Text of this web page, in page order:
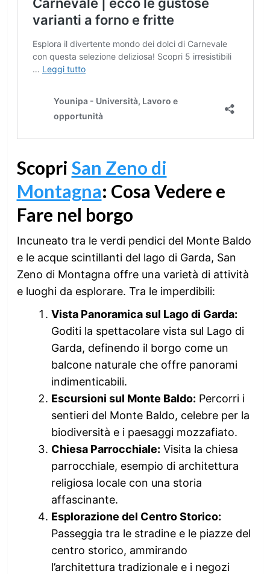
Scopri San Zeno di
Montagna: Cosa Vedere e
Fare nel borgo
Incuneato tra le verdi pendici del Monte Baldo
e le acque scintillanti del lago di Garda, San
Zeno di Montagna offre una varietà di attività
e luoghi da esplorare. Tra le imperdibili:
Vista Panoramica sul Lago di Garda:
Goditi la spettacolare vista sul Lago di
Garda, definendo il borgo come un
balcone naturale che offre panorami
indimenticabili.
Escursioni sul Monte Baldo: Percorri i
sentieri del Monte Baldo, celebre per la
biodiversità e i paesaggi mozzafiato.
Chiesa Parrocchiale: Visita la chiesa
parrocchiale, esempio di architettura
religiosa locale con una storia
affascinante.
Esplorazione del Centro Storico:
Passeggia tra le stradine e le piazze del
centro storico, ammirando
l’architettura tradizionale e i negozi